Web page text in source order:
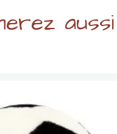
aussi